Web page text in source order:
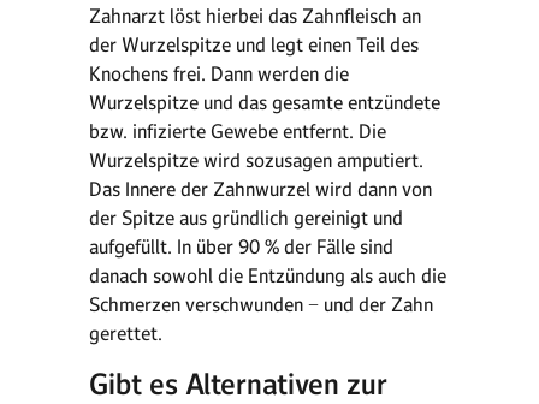
Zahnarzt löst hierbei das Zahnfleisch an
der Wurzelspitze und legt einen Teil des
Knochens frei. Dann werden die
Wurzelspitze und das gesamte entzündete
bzw. infizierte Gewebe entfernt. Die
Wurzelspitze wird sozusagen amputiert.
Das Innere der Zahnwurzel wird dann von
der Spitze aus gründlich gereinigt und
aufgefüllt. In über 90 % der Fälle sind
danach sowohl die Entzündung als auch die
Schmerzen verschwunden − und der Zahn
gerettet.
Gibt es Alternativen zur